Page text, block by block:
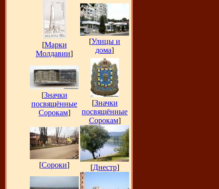
[Марки
Молдавии]
[Улицы и
дома]
[Значки
посвящённые
Сорокам]
[Значки
посвящённые
Сорокам]
[Сороки] [Днестр]